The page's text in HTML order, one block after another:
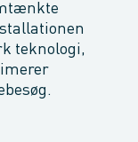
teknologi,